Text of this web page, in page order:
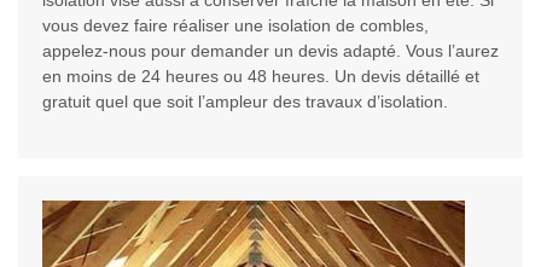
vous devez faire réaliser une isolation de combles,
appelez-nous pour demander un devis adapté. Vous l’aurez
en moins de 24 heures ou 48 heures. Un devis détaillé et
gratuit quel que soit l’ampleur des travaux d’isolation.